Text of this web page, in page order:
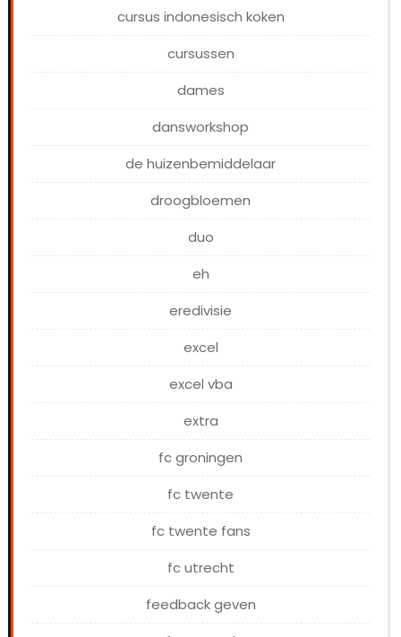
cursus indonesisch koken
cursussen
dames
dansworkshop
de huizenbemiddelaar
droogbloemen
duo
eh
eredivisie
excel
excel vba
extra
fc groningen
fc twente
fc twente fans
fc utrecht
feedback geven